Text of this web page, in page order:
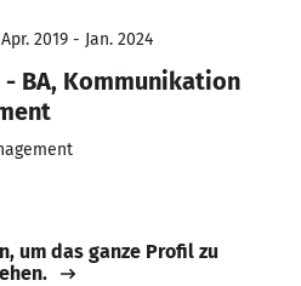
2019 - Jan. 2024
BA, Kommunikation
um das ganze Profil zu